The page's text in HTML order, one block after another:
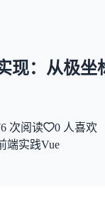
现：从极坐
次阅读 0 人喜欢
端实践Vue